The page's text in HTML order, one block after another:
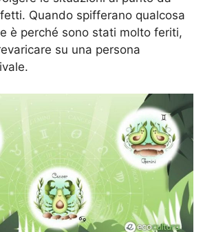
Quando spifferano qualcosa
è perché sono stati molto feriti,
su una persona